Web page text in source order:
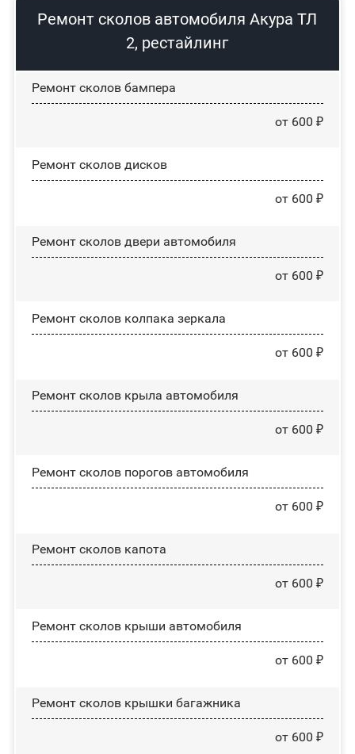
Ремонт сколов автомобиля Акура ТЛ
2, рестайлинг
Ремонт сколов бампера
от 600 ₽
Ремонт сколов дисков
от 600 ₽
Ремонт сколов двери автомобиля
от 600 ₽
Ремонт сколов колпака зеркала
от 600 ₽
Ремонт сколов крыла автомобиля
от 600 ₽
Ремонт сколов порогов автомобиля
от 600 ₽
Ремонт сколов капота
от 600 ₽
Ремонт сколов крыши автомобиля
от 600 ₽
Ремонт сколов крышки багажника
от 600 ₽